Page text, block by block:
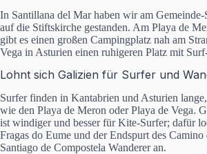
In Santillana del Mar haben wir am
auf die Stiftskirche gestanden. Am Playa de
gibt es einen großen Campingplatz nah am
Vega in Asturien einen ruhigeren Platz mit
Lohnt sich Galizien für Surfer und
Surfer finden in Kantabrien und Asturien
wie den Playa de Meron oder Playa de Vega.
ist windiger und besser für Kite-Surfer; dafür
Fragas do Eume und der Endspurt des
Santiago de Compostela Wanderer an.